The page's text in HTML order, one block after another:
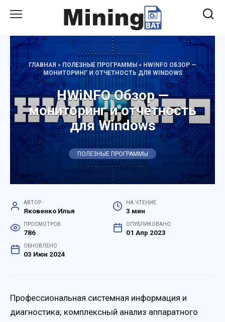
ГЛАВНАЯ » ПОЛЕЗНЫЕ ПРОГРАММЫ » HWINFO ОБЗОР —
МОНИТОРИНГ И ОТЧЕТНОСТЬ ДЛЯ WINDOWS
HWiNFO Обзор —
мониторинг и отчетность
для Windows
ПОЛЕЗНЫЕ ПРОГРАММЫ
АВТОР
Яковенко Илья
НА ЧТЕНИЕ
3 мин
ПРОСМОТРОВ
786
ОПУБЛИКОВАНО
01 Апр 2023
ОБНОВЛЕНО
03 Июн 2024
Профессиональная системная информация и
диагностика; комплексный анализ аппаратного